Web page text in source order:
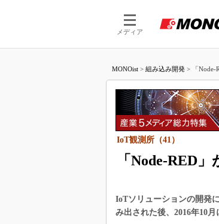
メディア
MONOist > 組み込み開発 > 「
「Node-RED
IoT観測所（41）
IoTソリューションの開発
み出された後、2016年10